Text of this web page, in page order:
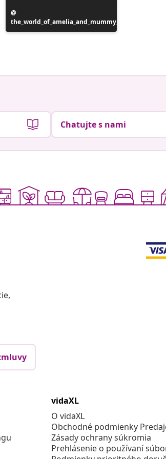
zverejnil
the_world_of_amelia_and_mummy_
Chatujte s nami
vidaXL
O vidaXL
Obchodné podmienky
Zásady ochrany súkromia
Prehlásenie o používaní